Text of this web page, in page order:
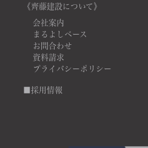
《齊藤建設について》
会社案内
まるよしベース
お問合わせ
資料請求
プライバシーポリシー
■採用情報